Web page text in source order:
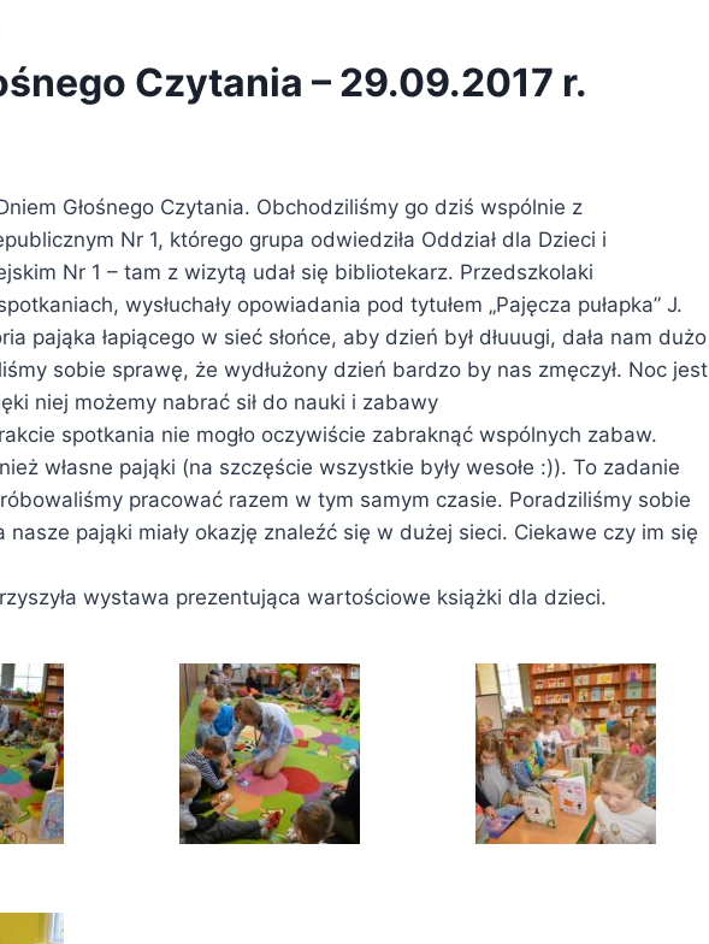
Czytania – 29.09.2017 r.
Głośnego Czytania. Obchodziliśmy go dziś wspólnie z
Nr 1, którego grupa odwiedziła Oddział dla Dzieci i
Nr 1 – tam z wizytą udał się bibliotekarz. Przedszkolaki
wysłuchały opowiadania pod tytułem „Pajęcza pułapka” J.
pająka łapiącego w sieć słońce, aby dzień był dłuuugi, dała nam dużo
sobie sprawę, że wydłużony dzień bardzo by nas zmęczył. Noc jest
niej możemy nabrać sił do nauki i zabawy
spotkania nie mogło oczywiście zabraknąć wspólnych zabaw.
własne pająki (na szczęście wszystkie były wesołe :)). To zadanie
pracować razem w tym samym czasie. Poradziliśmy sobie
nasze pająki miały okazję znaleźć się w dużej sieci. Ciekawe czy im się
wystawa prezentująca wartościowe książki dla dzieci.